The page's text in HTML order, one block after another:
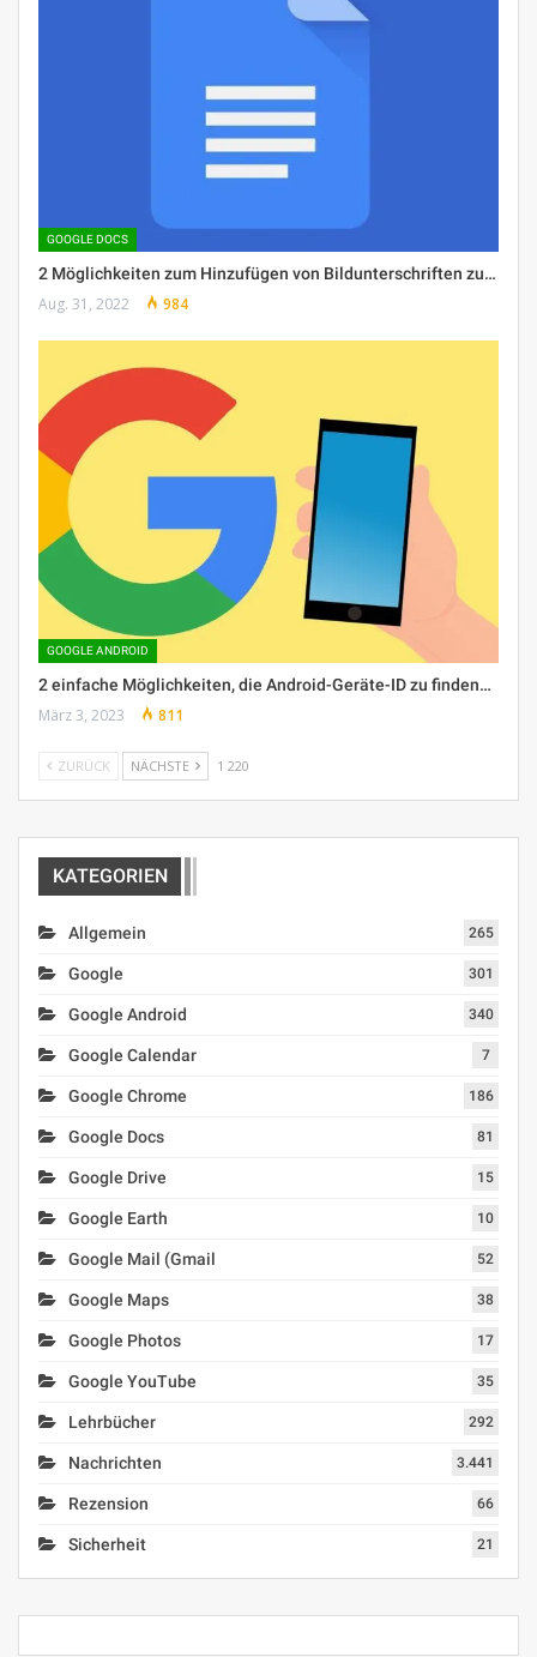
GOOGLE DOCS
2 Möglichkeiten zum Hinzufügen von Bildunterschriften zu…
Aug. 31, 2022 984
GOOGLE ANDROID
2 einfache Möglichkeiten, die Android-Geräte-ID zu finden…
März 3, 2023 811
ZURÜCK NÄCHSTE 1 220
KATEGORIEN
Allgemein 265
Google 301
Google Android 340
Google Calendar 7
Google Chrome 186
Google Docs 81
Google Drive 15
Google Earth 10
Google Mail (Gmail 52
Google Maps 38
Google Photos 17
Google YouTube 35
Lehrbücher 292
Nachrichten 3.441
Rezension 66
Sicherheit 21